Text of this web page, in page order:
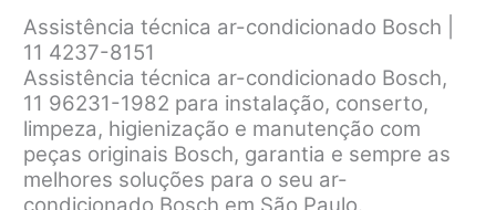
Assistência técnica ar-condicionado Bosch |
11 4237-8151
Assistência técnica ar-condicionado Bosch,
11 96231-1982 para instalação, conserto,
limpeza, higienização e manutenção com
peças originais Bosch, garantia e sempre as
melhores soluções para o seu ar-
condicionado Bosch em São Paulo.